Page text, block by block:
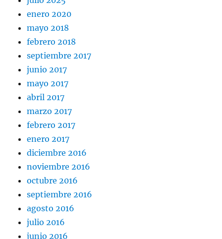
enero 2020
mayo 2018
febrero 2018
septiembre 2017
junio 2017
mayo 2017
abril 2017
marzo 2017
febrero 2017
enero 2017
diciembre 2016
noviembre 2016
octubre 2016
septiembre 2016
agosto 2016
julio 2016
junio 2016